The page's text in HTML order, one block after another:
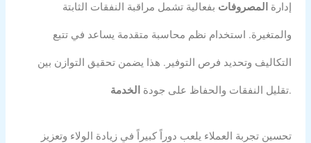
إدارة المصروفات بفعالية تشمل مراقبة النفقات الثابتة
والمتغيرة. استخدام نظم محاسبة متقدمة يساعد في تتبع
التكاليف وتحديد فرص التوفير. هذا يضمن تحقيق التوازن بين
تقليل النفقات والحفاظ على جودة الخدمة .
تحسين تجربة العملاء يلعب دوراً كبيراً في زيادة الولاء وتعزيز